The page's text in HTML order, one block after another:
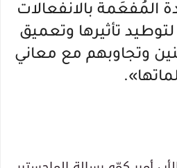
بالانفعالات
تأثيرها وتعميق
وتجاوبهم مع معاني